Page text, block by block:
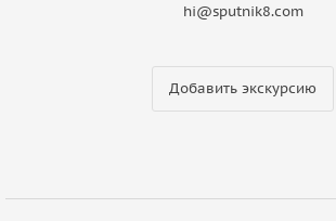
hi@sputnik8.com
Добавить экскурсию